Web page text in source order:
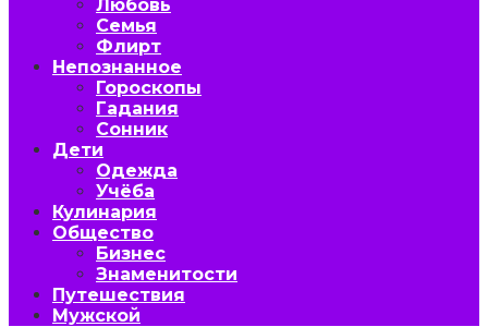
Любовь
Семья
Флирт
Непознанное
Гороскопы
Гадания
Сонник
Дети
Одежда
Учёба
Кулинария
Общество
Бизнес
Знаменитости
Путешествия
Мужской